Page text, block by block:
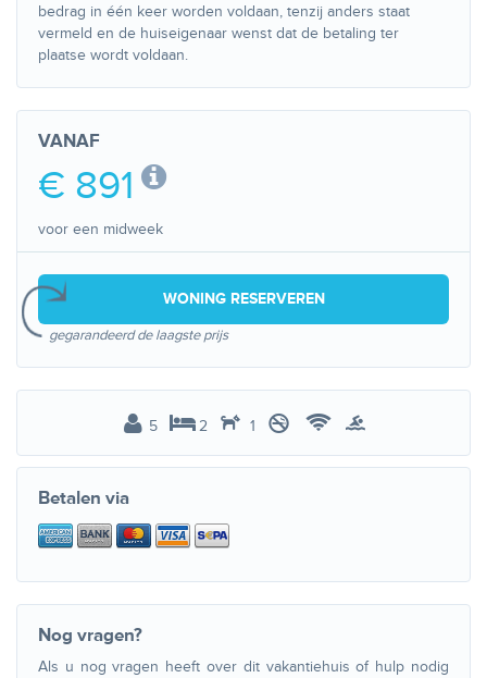
bedrag in één keer worden voldaan, tenzij anders staat
vermeld en de huiseigenaar wenst dat de betaling ter
plaatse wordt voldaan.
VANAF
€ 891
voor een midweek
WONING RESERVEREN
gegarandeerd de laagste prijs
5 2 1
Betalen via
Nog vragen?
Als u nog vragen heeft over dit vakantiehuis of hulp nodig